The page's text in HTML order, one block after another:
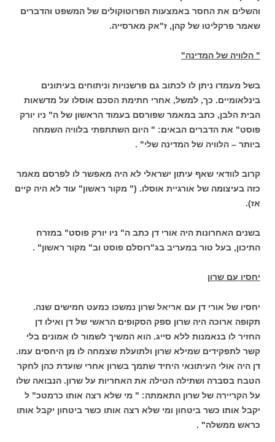
והשלים את החסר באמצעות הפרוטוקולים של המשפט והדברים
שאמר פרקליטו של קהן, ז"אק מארסייה.
" הלוויה של המדינה"
בשל מעמדו ניתן לו לכתוב גם פרשנויות וניתוחים בעיתונים
בינלאומיים. כך, למשל, אחרי חתימת הסכם אוסלו על מדשאות
הבית הלבן, כתב במאמר שפורסם בעמוד הראשון של ה" ניו יורק
פוסט" את הדברים הבאים: " היום השתתפתי בלוויה השמחה
ביותר – הלוויה של המדינה שלי" .
קרוב לוודאי שאף עיתון ישראלי לא היה מאפשר לו לפרסם מאמר
כזה בעיצומה של אורגיית אוסלו. (" מקור ראשון" עוד לא היה קיים
אז).
בשנים האחרונות היה אורי דן כתב ה" ניו יורק פוסט" במזרח
התיכון, בעל טור במעריב בג"רוסלם פוסט וב" מקור ראשון" .
יחסיו עם שרון
יחסיו של אורי דן עם אריאל שרון נמשכו כמעט חמישים שנה.
תקופה ארוכה היה שרון ספק הסקופים הראשי של דן ואילו דן
החזיר לו בנאמנות ללא סייג. הוא המשיך לשמור לו אמונים בלי
קשר לתפקידים שמילא שרון ולתועלת שצמחה לו מן היחסים עמו.
דן היה אולי העיתונאי היחיד שתמך בשרון אחרי שועדת כהן לחקר
הטבח בסברה ושתילה הטילה את האחריות על שרון. הנבואה שלו
על הקריירה של שרון התאמתה: " מי שלא רצה אותו כרמטכ" ל
יקבל אותו כשר ביטחון ומי שלא רצה אותו כשר ביטחון יקבל אותו
כראש ממשלה" .